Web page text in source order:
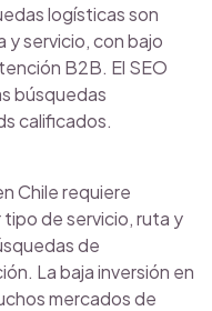
logísticas son
servicio, con bajo
B2B. El SEO
búsquedas
calificados.
Chile requiere
de servicio, ruta y
de
La baja inversión en
mercados de